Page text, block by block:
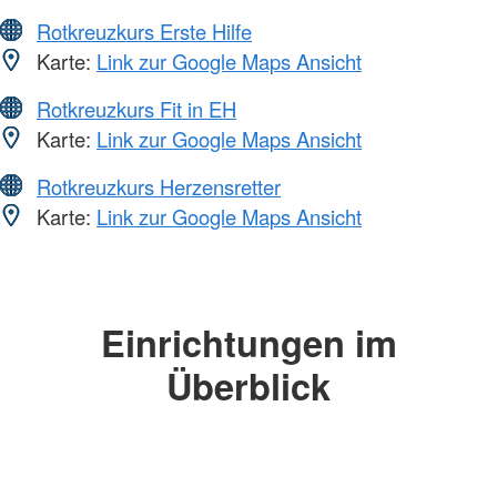
Rotkreuzkurs Erste Hilfe
Karte: Link zur Google Maps Ansicht
Rotkreuzkurs Fit in EH
Karte: Link zur Google Maps Ansicht
Rotkreuzkurs Herzensretter
Karte: Link zur Google Maps Ansicht
Einrichtungen im
Überblick